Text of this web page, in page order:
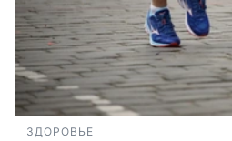
ЗДОРОВЬЕ